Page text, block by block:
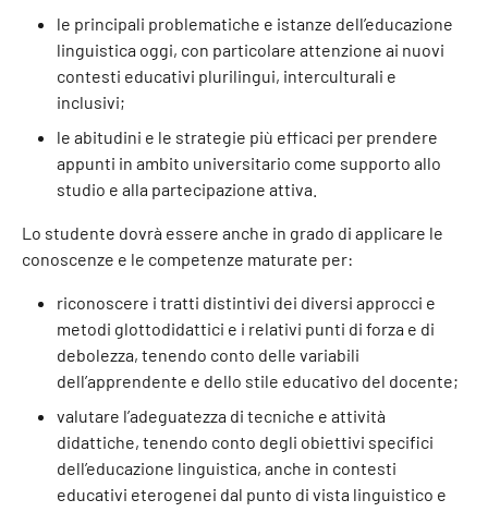
le principali problematiche e istanze dell’educazione
linguistica oggi, con particolare attenzione ai nuovi
contesti educativi plurilingui, interculturali e
inclusivi;
le abitudini e le strategie più efficaci per prendere
appunti in ambito universitario come supporto allo
studio e alla partecipazione attiva.
Lo studente dovrà essere anche in grado di applicare le
conoscenze e le competenze maturate per:
riconoscere i tratti distintivi dei diversi approcci e
metodi glottodidattici e i relativi punti di forza e di
debolezza, tenendo conto delle variabili
dell’apprendente e dello stile educativo del docente;
valutare l’adeguatezza di tecniche e attività
didattiche, tenendo conto degli obiettivi specifici
dell’educazione linguistica, anche in contesti
educativi eterogenei dal punto di vista linguistico e